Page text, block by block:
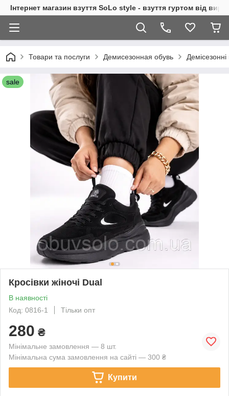
Інтернет магазин взуття SoLo style - взуття гуртом від
Товари та послуги Демисезонная обувь Демісезонні
sale
Кросівки жіночі Dual
В наявності
Код: 0816-1
Тільки опт
280 ₴
Мінімальне замовлення — 8 шт.
Мінімальна сума замовлення на сайті — 300 ₴
Купити